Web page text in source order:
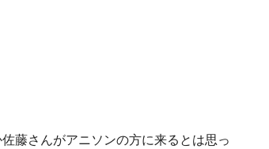
藤さんがアニソンの方に来るとは思っ